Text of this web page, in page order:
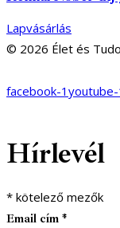
Lapvásárlás
© 2026 Élet és
facebook-1 youtube-
Hírlevél
* kötelező mezők
Email cím *